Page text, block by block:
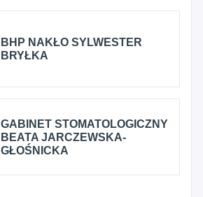
BHP NAKŁO SYLWESTER
BRYŁKA
GABINET STOMATOLOGICZNY
BEATA JARCZEWSKA-
GŁOŚNICKA